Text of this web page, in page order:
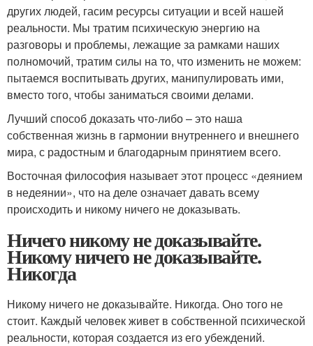
других людей, гасим ресурсы ситуации и всей нашей
реальности. Мы тратим психическую энергию на
разговоры и проблемы, лежащие за рамками наших
полномочий, тратим силы на то, что изменить не можем:
пытаемся воспитывать других, манипулировать ими,
вместо того, чтобы заниматься своими делами.
Лучший способ доказать что-либо – это наша
собственная жизнь в гармонии внутреннего и внешнего
мира, с радостным и благодарным принятием всего.
Восточная философия называет этот процесс «деянием
в недеянии», что на деле означает давать всему
происходить и никому ничего не доказывать.
Ничего никому не доказывайте.
Никому ничего не доказывайте.
Никогда
Никому ничего не доказывайте. Никогда. Оно того не
стоит. Каждый человек живет в собственной психической
реальности, которая создается из его убеждений.